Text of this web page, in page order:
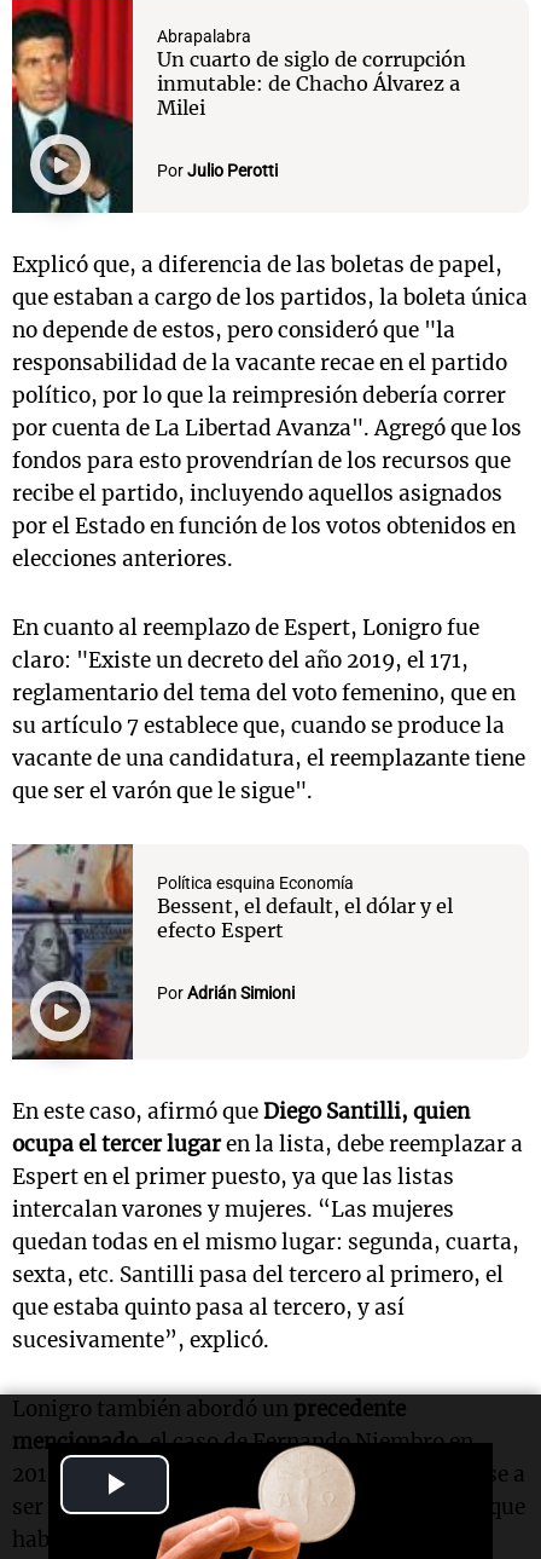
Video
Abrapalabra
Un cuarto de siglo de corrupción
inmutable: de Chacho Álvarez a
Milei
PorJulio Perotti
Explicó que, a diferencia de las boletas de papel,
que estaban a cargo de los partidos, la boleta única
no depende de estos, pero consideró que "la
responsabilidad de la vacante recae en el partido
político, por lo que la reimpresión debería correr
por cuenta de La Libertad Avanza". Agregó que los
fondos para esto provendrían de los recursos que
recibe el partido, incluyendo aquellos asignados
por el Estado en función de los votos obtenidos en
elecciones anteriores.
En cuanto al reemplazo de Espert, Lonigro fue
claro: "Existe un decreto del año 2019, el 171,
reglamentario del tema del voto femenino, que en
su artículo 7 establece que, cuando se produce la
vacante de una candidatura, el reemplazante tiene
que ser el varón que le sigue".
Política esquina Economía
Bessent, el default, el dólar y el
efecto Espert
PorAdrián Simioni
En este caso, afirmó queDiego Santilli, quien
ocupa el tercer lugaren la lista, debe reemplazar a
Espert en el primer puesto, ya que las listas
intercalan varones y mujeres. “Las mujeres
quedan todas en el mismo lugar: segunda, cuarta,
sexta, etc. Santilli pasa del tercero al primero, el
que estaba quinto pasa al tercero, y así
sucesivamente”, explicó.
Lonigro también abordó un precedente
mencionado,el caso de Fernando Niembro en
2015, donde Silvia Lospennato lo reemplazó pese a
ser mujer. "Eso fue en 2015, pero el decreto del que
hablo es de 2019", aclaró, destacando que la